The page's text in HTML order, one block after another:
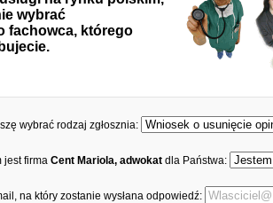
wybrać
fachowca, którego
wybrać rodzaj zgłosznia:
jest firma Cent Mariola, adwokat dla Państwa:
na który zostanie wysłana odpowiedź: